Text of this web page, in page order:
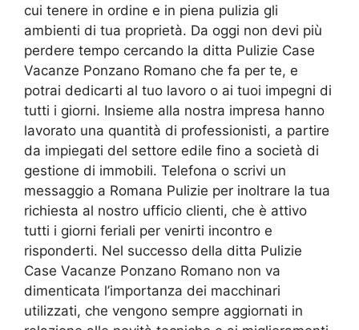
cui tenere in ordine e in piena pulizia gli
ambienti di tua proprietà. Da oggi non devi più
perdere tempo cercando la ditta Pulizie Case
Vacanze Ponzano Romano che fa per te, e
potrai dedicarti al tuo lavoro o ai tuoi impegni di
tutti i giorni. Insieme alla nostra impresa hanno
lavorato una quantità di professionisti, a partire
da impiegati del settore edile fino a società di
gestione di immobili. Telefona o scrivi un
messaggio a Romana Pulizie per inoltrare la tua
richiesta al nostro ufficio clienti, che è attivo
tutti i giorni feriali per venirti incontro e
risponderti. Nel successo della ditta Pulizie
Case Vacanze Ponzano Romano non va
dimenticata l’importanza dei macchinari
utilizzati, che vengono sempre aggiornati in